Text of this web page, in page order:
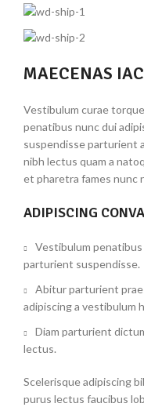
MAECENAS
Vestibulum curae
penatibus nunc dui
suspendisse parturient
nibh lectus quam a
et pharetra fames nunc
ADIPISCING
Vestibulum penatibus
parturient suspendisse.
Abitur parturient
adipiscing a vestibulum
Diam parturient
lectus.
Scelerisque adipiscing
purus lectus faucibus